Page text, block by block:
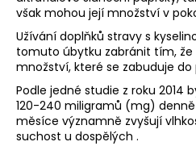
však mohou její množství v
Užívání doplňků stravy s
tomuto úbytku zabránit tím,
množství, které se zabuduje do
Podle jedné studie z roku 2014
120-240 miligramů (mg)
měsíce významně zvyšují
suchost u dospělých .